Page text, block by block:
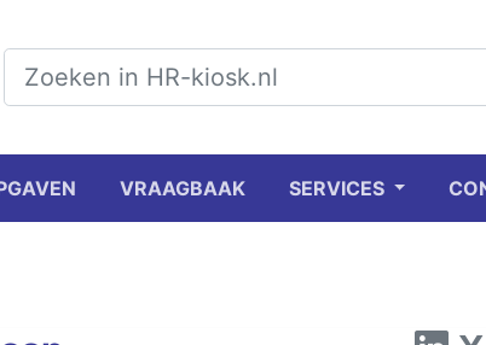
VRAAGBAAK SERVICES